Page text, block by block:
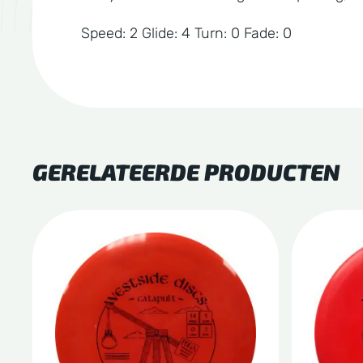
Speed: 2 Glide: 4 Turn: 0 Fade: 0
GERELATEERDE PRODUCTEN
product
heeft
meerdere
variaties.
product
heeft